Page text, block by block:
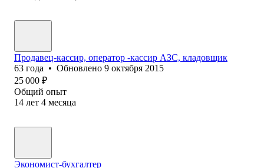
Продавец-кассир, оператор -кассир АЗС, кладовщик
63 года • Обновлено 9 октября 2015
25 000 ₽
Общий опыт
14 лет 4 месяца
Экономист-бухгалтер